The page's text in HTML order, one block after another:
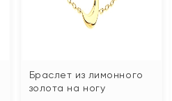
Браслет из лимонного
золота на ногу